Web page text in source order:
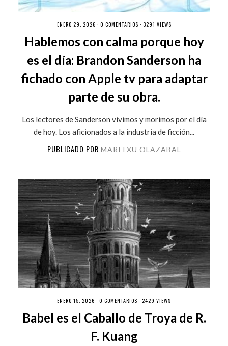
ENERO 29, 2026 · 0 COMENTARIOS · 3291 VIEWS
Hablemos con calma porque hoy
es el día: Brandon Sanderson ha
fichado con Apple tv para adaptar
parte de su obra.
Los lectores de Sanderson vivimos y morimos por el día
de hoy. Los aficionados a la industria de ficción...
PUBLICADO POR MARITXU OLAZABAL
ENERO 15, 2026 · 0 COMENTARIOS · 2429 VIEWS
Babel es el Caballo de Troya de R.
F. Kuang